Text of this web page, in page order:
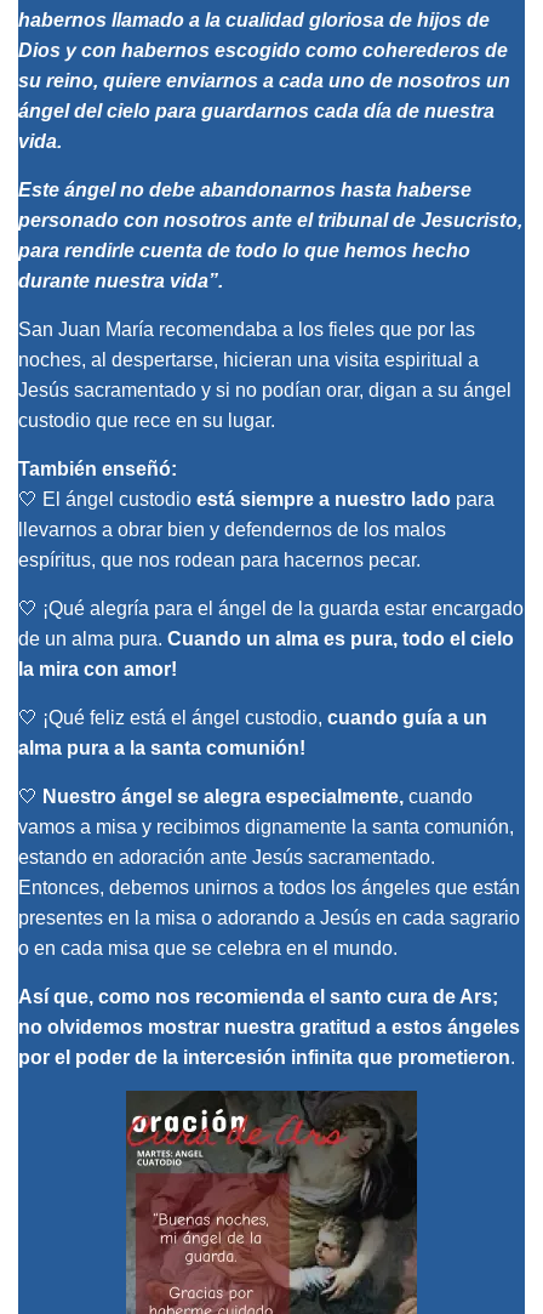
habernos llamado a la cualidad gloriosa de hijos de
Dios y con habernos escogido como coherederos de
su reino, quiere enviarnos a cada uno de nosotros un
ángel del cielo para guardarnos cada día de nuestra
vida.
Este ángel no debe abandonarnos hasta haberse
personado con nosotros ante el tribunal de Jesucristo,
para rendirle cuenta de todo lo que hemos hecho
durante nuestra vida”.
San Juan María recomendaba a los fieles que por las
noches, al despertarse, hicieran una visita espiritual a
Jesús sacramentado y si no podían orar, digan a su ángel
custodio que rece en su lugar.
También enseñó:
🤍 El ángel custodio está siempre a nuestro lado para
llevarnos a obrar bien y defendernos de los malos
espíritus, que nos rodean para hacernos pecar.
🤍 ¡Qué alegría para el ángel de la guarda estar encargado
de un alma pura. Cuando un alma es pura, todo el cielo
la mira con amor!
🤍 ¡Qué feliz está el ángel custodio, cuando guía a un
alma pura a la santa comunión!
🤍 Nuestro ángel se alegra especialmente, cuando
vamos a misa y recibimos dignamente la santa comunión,
estando en adoración ante Jesús sacramentado.
Entonces, debemos unirnos a todos los ángeles que están
presentes en la misa o adorando a Jesús en cada sagrario
o en cada misa que se celebra en el mundo.
Así que, como nos recomienda el santo cura de Ars;
no olvidemos mostrar nuestra gratitud a estos ángeles
por el poder de la intercesión infinita que prometieron.